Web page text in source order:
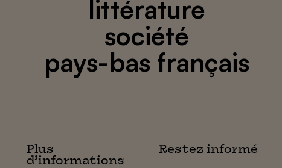
littérature
société
pays-bas français
Plus
d’informations
Restez informé